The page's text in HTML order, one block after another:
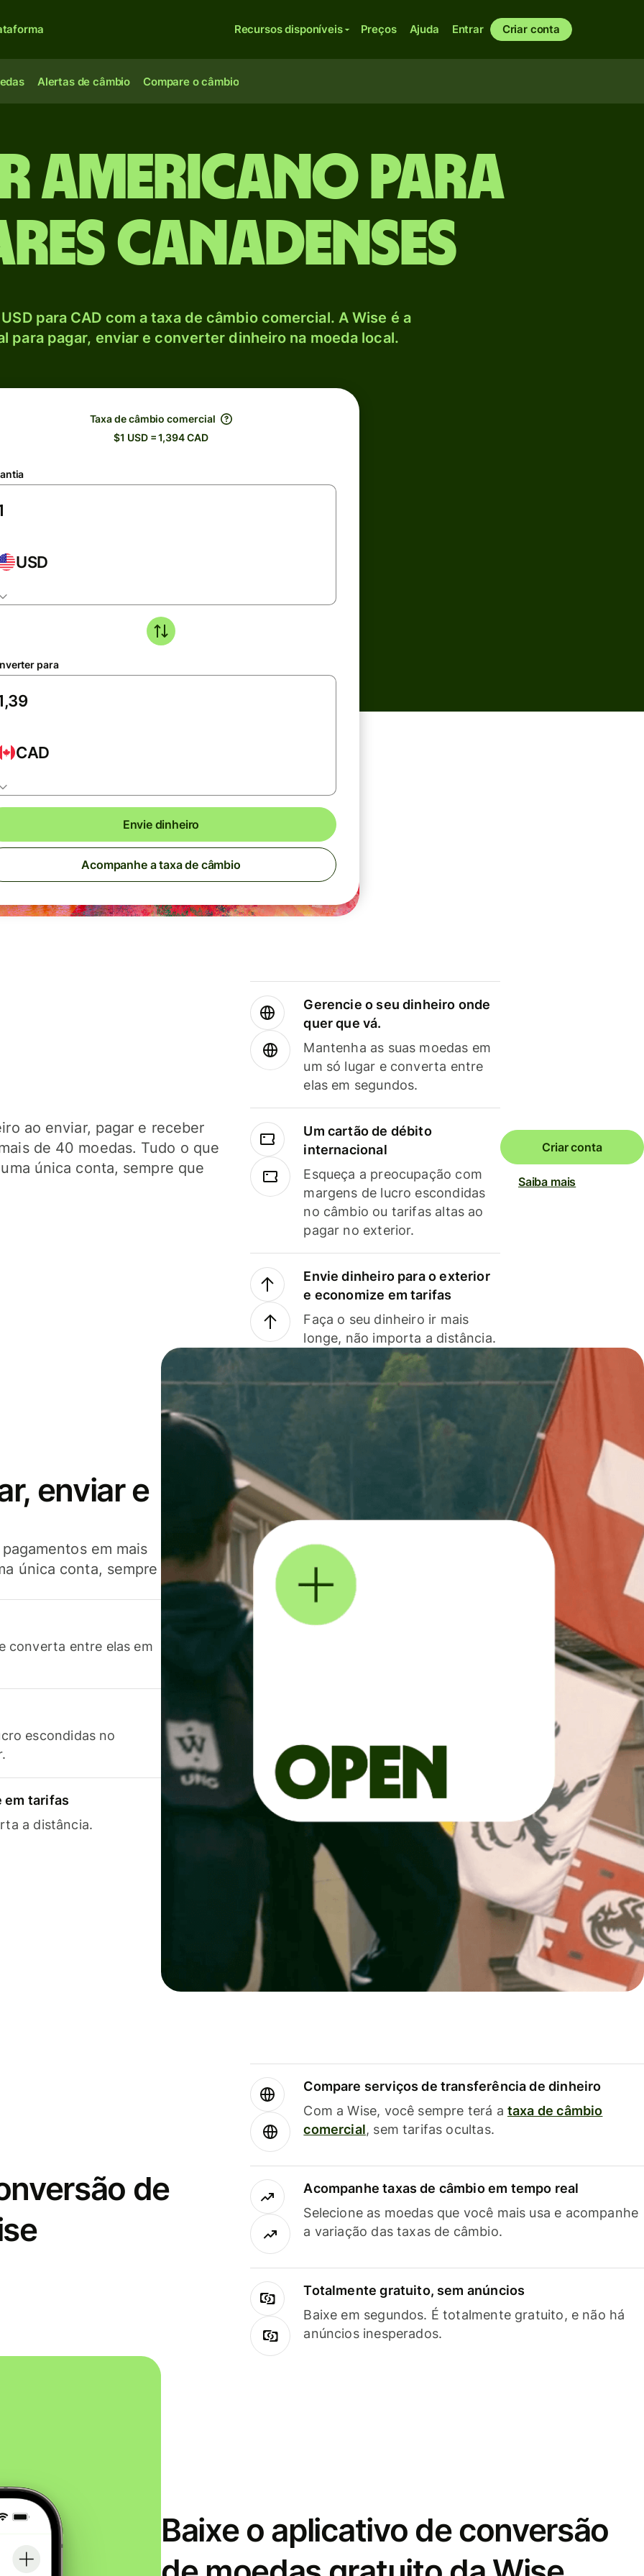
Recursos disponíveis Preços Ajuda Entrar Criar conta
Alertas de câmbio Compare o câmbio
americano para
canadenses
para CAD com a taxa de câmbio comercial. A Wise é a
para pagar, enviar e converter dinheiro na moeda local.
Taxa de câmbio comercial
$1 USD = 1,394 CAD
USD
para
CAD
Envie dinheiro
Acompanhe a taxa de câmbio
ao enviar, pagar e receber
de 40 moedas. Tudo o que
única conta, sempre que
Gerencie o seu dinheiro onde
quer que vá.
Mantenha as suas moedas em
um só lugar e converta entre
elas em segundos.
Um cartão de débito
internacional
Esqueça a preocupação com
margens de lucro escondidas
no câmbio ou tarifas altas ao
pagar no exterior.
Envie dinheiro para o exterior
e economize em tarifas
Faça o seu dinheiro ir mais
longe, não importa a distância.
Criar conta
Saiba mais
enviar e
em mais
única conta, sempre
converta entre elas em
escondidas no
em tarifas
a distância.
de
Compare serviços de transferência de dinheiro
Com a Wise, você sempre terá a taxa de câmbio
comercial, sem tarifas ocultas.
Acompanhe taxas de câmbio em tempo real
Selecione as moedas que você mais usa e acompanhe
a variação das taxas de câmbio.
Totalmente gratuito, sem anúncios
Baixe em segundos. É totalmente gratuito, e não há
anúncios inesperados.
Baixe o aplicativo de conversão